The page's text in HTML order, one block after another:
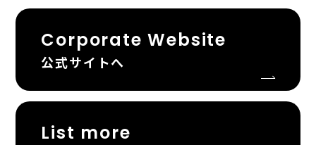
Corporate Website
公式サイトへ
List more